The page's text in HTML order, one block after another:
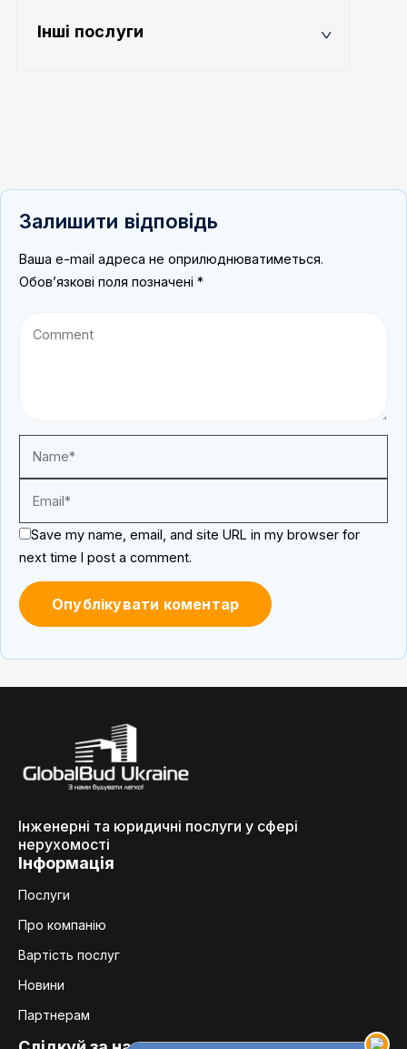
Інші послуги
Залишити відповідь
Ваша e-mail адреса не оприлюднюватиметься.
Обов’язкові поля позначені *
Save my name, email, and site URL in my browser for
next time I post a comment.
Інженерні та юридичні послуги у сфері
нерухомості
Інформація
Послуги
Про компанію
Вартість послуг
Новини
Партнерам